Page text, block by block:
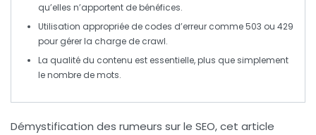
qu’elles n’apportent de bénéfices.
Utilisation appropriée de codes d’erreur comme503 ou 429
pour gérer la charge de crawl.
La qualité du contenu est essentielle, plus que simplement
le nombre de mots.
Démystification des rumeurs sur le SEO, cet article